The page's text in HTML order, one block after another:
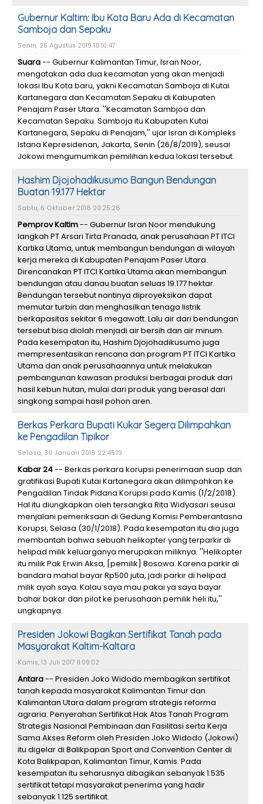
Gubernur Kaltim: Ibu Kota Baru Ada di Kecamatan
Samboja dan Sepaku
Senin, 26 Agustus 2019 18:10:47
Suara-- Gubernur Kalimantan Timur, Isran Noor,
mengatakan ada dua kecamatan yang akan menjadi
lokasi Ibu Kota baru, yakni Kecamatan Samboja di Kutai
Kartanegara dan Kecamatan Sepaku di Kabupaten
Penajam Paser Utara. ''Kecamatan Sambjoa dan
Kecamatan Sepaku. Samboja itu Kabupaten Kutai
Kartanegara, Sepaku di Penajam,'' ujar Isran di Kompleks
Istana Kepresidenan, Jakarta, Senin (26/8/2019), seusai
Jokowi mengumumkan pemilihan kedua lokasi tersebut.
Hashim Djojohadikusumo Bangun Bendungan
Buatan 19.177 Hektar
Sabtu, 6 Oktober 2018 20:25:28
Pemprov Kaltim-- Gubernur Isran Noor mendukung
langkah PT Arsari Tirta Pranada, anak perusahaan PT ITCI
Kartika Utama, untuk membangun bendungan di wilayah
kerja mereka di Kabupaten Penajam Paser Utara.
Direncanakan PT ITCI Kartika Utama akan membangun
bendungan atau danau buatan seluas 19.177 hektar.
Bendungan tersebut nantinya diproyeksikan dapat
memutar turbin dan menghasilkan tenaga listrik
berkapasitas sekitar 6 megawatt. Lalu air dari bendungan
tersebut bisa diolah menjadi air bersih dan air minum.
Pada kesempatan itu, Hashim Djojohadikusumo juga
mempresentasikan rencana dan program PT ITCI Kartika
Utama dan anak perusahaannya untuk melakukan
pembangunan kawasan produksi berbagai produk dari
hasil kebun hutan, mulai dari produk yang berasal dari
singkong sampai hasil pohon aren.
Berkas Perkara Bupati Kukar Segera Dilimpahkan
ke Pengadilan Tipikor
Selasa, 30 Januari 2018 22:45:19
Kabar 24-- Berkas perkara korupsi penerimaan suap dan
gratifikasi Bupati Kutai Kartanegara akan dilimpahkan ke
Pengadilan Tindak Pidana Korupsi pada Kamis (1/2/2018).
Hal itu diungkapkan oleh tersangka Rita Widyasari seusai
menjalani pemeriksaan di Gedung Komisi Pemberantasna
Korupsi, Selasa (30/1/2018). Pada kesempatan itu dia juga
membantah bahwa sebuah helikopter yang terparkir di
helipad milik keluarganya merupakan miliknya. ''Helikopter
itu milik Pak Erwin Aksa, [pemilik] Bosowa. Karena parkir di
bandara mahal bayar Rp500 juta, jadi parkir di helipad
milik ayah saya. Kalau saya mau pakai ya saya bayar
bahar bakar dan pilot ke perusahaan pemilik heli itu,''
ungkapnya.
Presiden Jokowi Bagikan Sertifikat Tanah pada
Masyarakat Kaltim-Kaltara
Kamis, 13 Juli 2017 11:09:02
Antara-- Presiden Joko Widodo membagikan sertifikat
tanah kepada masyarakat Kalimantan Timur dan
Kalimantan Utara dalam program strategis reforma
agraria. Penyerahan Sertifikat Hak Atas Tanah Program
Strategis Nasional Pembinaan dan Fasilitasi serta Kerja
Sama Akses Reform oleh Presiden Joko Widodo (Jokowi)
itu digelar di Balikpapan Sport and Convention Center di
Kota Balikpapan, Kalimantan Timur, Kamis. Pada
kesempatan itu seharusnya dibagikan sebanyak 1.535
sertifikat tetapi masyarakat penerima yang hadir
sebanyak 1.125 sertifikat.